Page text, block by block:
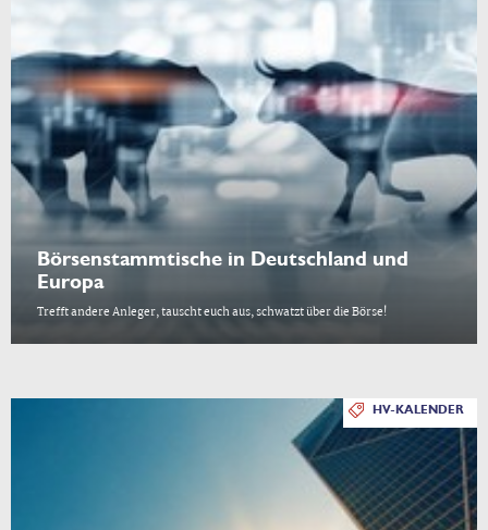
Börsenstammtische in Deutschland und
Europa
Trefft andere Anleger, tauscht euch aus, schwatzt über die Börse!
HV-KALENDER